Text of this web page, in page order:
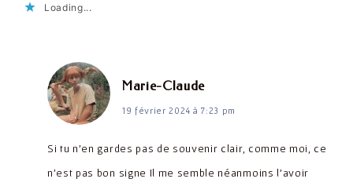
Loading...
Marie-Claudedit :
19 février 2024 à 7:23 pm
Si tu n’en gardes pas de souvenir clair, comme moi, ce
n’est pas bon signe Il me semble néanmoins l’avoir